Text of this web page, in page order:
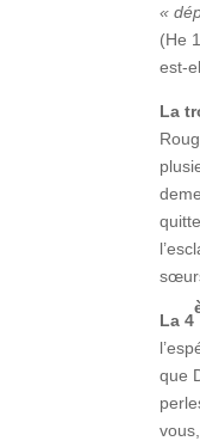
«
(He
est-
La
La 4
que